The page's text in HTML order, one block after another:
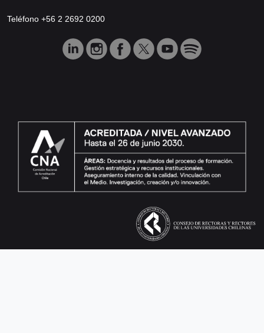
Teléfono +56 2 2692 0200